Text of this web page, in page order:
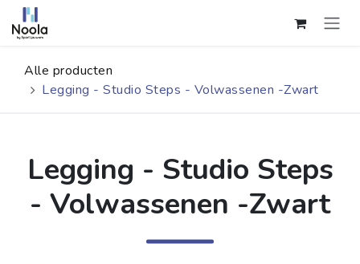
Overslaan naar inhoud
Alle producten
Legging - Studio Steps - Volwassenen -Zwart
Legging - Studio Steps
- Volwassenen -Zwart